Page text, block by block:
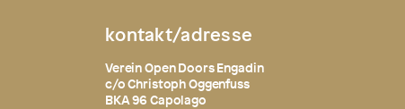
kontakt/adresse
Verein Open Doors Engadin
c/o Christoph Oggenfuss
BKA 96 Capolago